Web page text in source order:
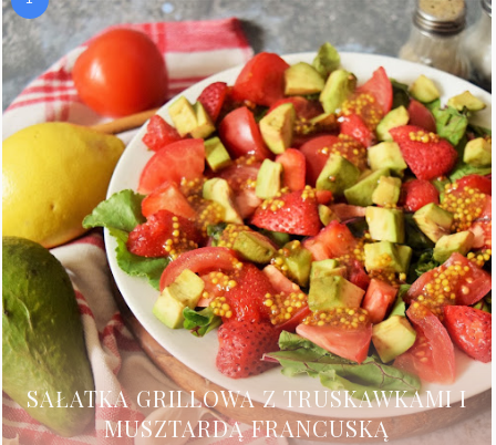
SAŁATKA GRILLOWA Z TRUSKAWKAMI I
MUSZTARDĄ FRANCUSKĄ